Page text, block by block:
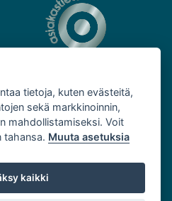
tietoja, kuten evästeitä,
sekä markkinoinnin,
mahdollistamiseksi. Voit
tahansa. Muuta asetuksia
kaikki